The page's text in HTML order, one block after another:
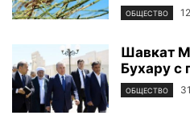
ОБЩЕСТВО
Шавкат
Бухару с
ОБЩЕСТВО